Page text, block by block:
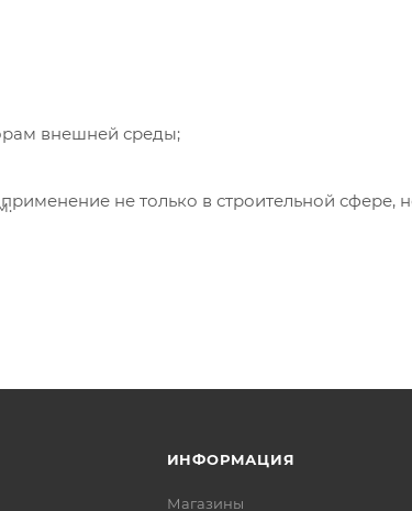
внешней среды;
не только в строительной сфере,
ИНФОРМАЦИЯ
Магазины